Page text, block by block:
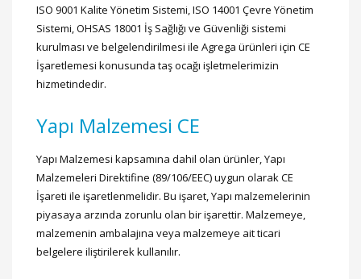
ISO 9001 Kalite Yönetim Sistemi, ISO 14001 Çevre Yönetim
Sistemi, OHSAS 18001 İş Sağlığı ve Güvenliği sistemi
kurulması ve belgelendirilmesi ile Agrega ürünleri için CE
İşaretlemesi konusunda taş ocağı işletmelerimizin
hizmetindedir.
Yapı Malzemesi CE
Yapı Malzemesi kapsamına dahil olan ürünler, Yapı
Malzemeleri Direktifine (89/106/EEC) uygun olarak CE
İşareti ile işaretlenmelidir. Bu işaret, Yapı malzemelerinin
piyasaya arzında zorunlu olan bir işarettir. Malzemeye,
malzemenin ambalajına veya malzemeye ait ticari
belgelere iliştirilerek kullanılır.